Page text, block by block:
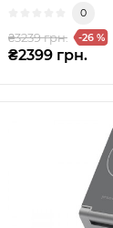
0
₴3239 грн. -26 %
₴2399 грн.